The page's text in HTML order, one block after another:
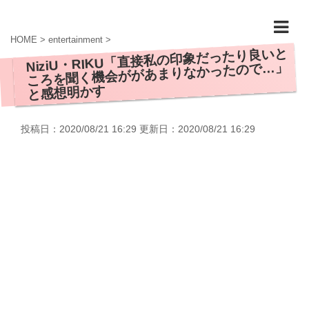
HOME > entertainment >
NiziU・RIKU「直接私の印象だったり良いと
ころを聞く機会ががあまりなかったので…」
と感想明かす
投稿日：2020/08/21 16:29 更新日： 2020/08/21 16:29